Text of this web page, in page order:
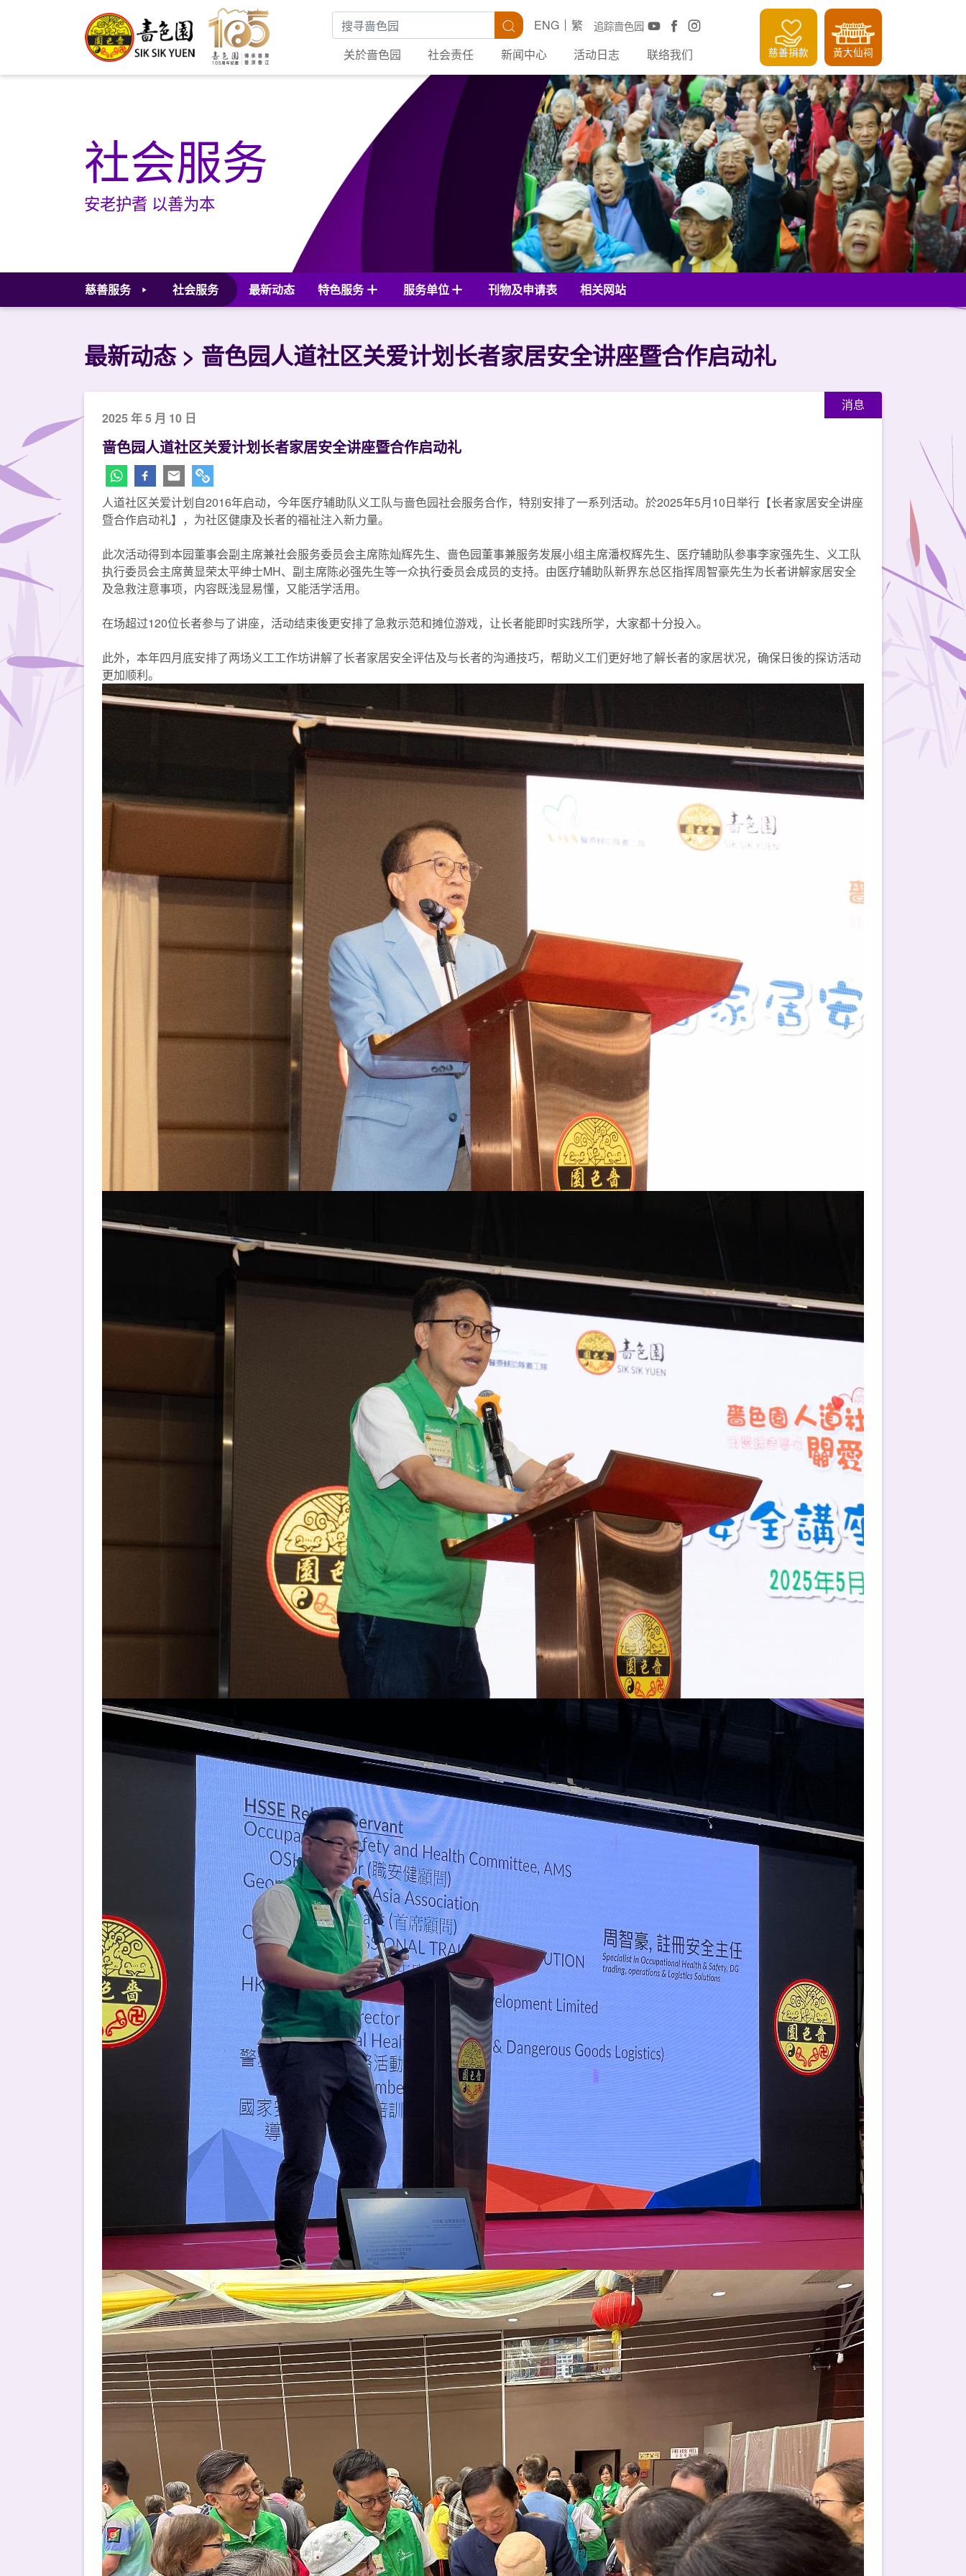
搜寻关键字 搜寻 追踪啬色园
ENG
繁
关於啬色园
社会责任 新闻中心 活动日志 联络我们 慈善捐款 黃大仙祠
社会服务
安老护耆 以善为本
慈善服务 社会服务 最新动态 特色服务 服务单位 刊物及申请表 相关网站
最新动态 啬色园人道社区关爱计划长者家居安全讲座暨合作启动礼
消息
2025 年 5 月 10 日
啬色园人道社区关爱计划长者家居安全讲座暨合作启动礼
人道社区关爱计划自2016年启动，今年医疗辅助队义工队与啬色园社会服务合作，特别安排了一系列活动。於2025年5月10日举行【长者家居安全讲座
暨合作启动礼】，为社区健康及长者的福祉注入新力量。
此次活动得到本园董事会副主席兼社会服务委员会主席陈灿辉先生、啬色园董事兼服务发展小组主席潘权辉先生、医疗辅助队参事李家强先生、义工队
执行委员会主席黄显荣太平绅士MH、副主席陈必强先生等一众执行委员会成员的支持。由医疗辅助队新界东总区指挥周智豪先生为长者讲解家居安全
及急救注意事项，内容既浅显易懂，又能活学活用。
在场超过120位长者参与了讲座，活动结束後更安排了急救示范和摊位游戏，让长者能即时实践所学，大家都十分投入。
此外，本年四月底安排了两场义工工作坊讲解了长者家居安全评估及与长者的沟通技巧，帮助义工们更好地了解长者的家居状况，确保日後的探访活动
更加顺利。